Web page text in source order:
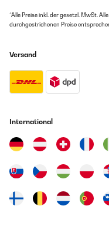
*Alle Preise inkl. der gesetzl. MwSt.
durchgestrichenen Preise
Versand
International